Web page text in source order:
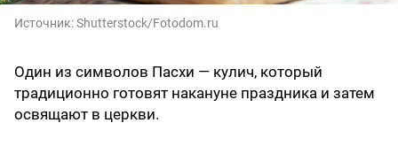
Источник:Shutterstock/Fotodom.ru
Один из символов Пасхи — кулич, который
традиционно готовят накануне праздника и затем
освящают в церкви.